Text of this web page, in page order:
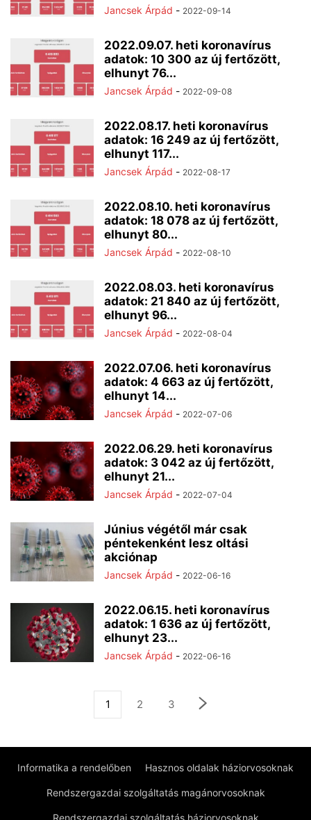
Jancsek Árpád - 2022-09-14
2022.09.07. heti koronavírus
adatok: 10 300 az új fertőzött,
elhunyt 76...
Jancsek Árpád - 2022-09-08
2022.08.17. heti koronavírus
adatok: 16 249 az új fertőzött,
elhunyt 117...
Jancsek Árpád - 2022-08-17
2022.08.10. heti koronavírus
adatok: 18 078 az új fertőzött,
elhunyt 80...
Jancsek Árpád - 2022-08-10
2022.08.03. heti koronavírus
adatok: 21 840 az új fertőzött,
elhunyt 96...
Jancsek Árpád - 2022-08-04
2022.07.06. heti koronavírus
adatok: 4 663 az új fertőzött,
elhunyt 14...
Jancsek Árpád - 2022-07-06
2022.06.29. heti koronavírus
adatok: 3 042 az új fertőzött,
elhunyt 21...
Jancsek Árpád - 2022-07-04
Június végétől már csak
péntekenként lesz oltási
akciónap
Jancsek Árpád - 2022-06-16
2022.06.15. heti koronavírus
adatok: 1 636 az új fertőzött,
elhunyt 23...
Jancsek Árpád - 2022-06-16
1 2 3
Informatika a rendelőben Hasznos oldalak háziorvosoknak
Rendszergazdai szolgáltatás magánorvosoknak
Rendszergazdai szolgáltatás háziorvosoknak